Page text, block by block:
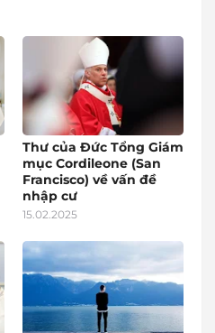
Thư của Đức Tổng Giám
mục Cordileone (San
Francisco) về vấn đề
nhập cư
15.02.2025